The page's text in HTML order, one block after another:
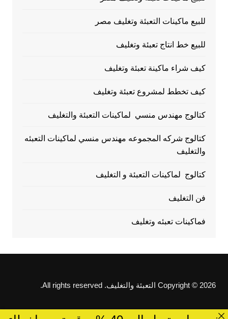
للبيع ماكينات التعبئة وتغليف مصر
للبيع خط انتاج تعبئة وتغليف
كيف شراء ماكينة تعبئة وتغليف
كيف تخطط لمشروع تعبئة وتغليف
كتالوج مهندس منسي لماكينات التعبئة والتغليف
كتالوج شركه المجموعه مهندس منسي لماكينات التعبئه
والتغليف
كتالوج لماكينات التعبئة و التغليف
فن التغليف
فماكينات تعبئه وتغليف
Copyright © 2026 التعبئة والتغليف. All rights reserved.